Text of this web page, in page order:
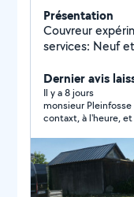
Présentation
Couvreur
services: Neuf et rénovation Ardoise, zinc, bac acier
Gouttière zinc
Création ou
Velux. Pose de
comble, vmc,
Charpente
cheminée Étudie toutes propositions, secteur d'activité
: Lamballe, St-
Dernier avis
Il y a 8 jours
monsieur
contaxt, à l'heure,
sympathique et